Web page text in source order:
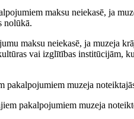
maksu neiekasē, ja
nolūkā.
maksu neiekasē, ja muzeja
vai izglītības institūcijām,
pakalpojumiem muzeja
pakalpojumiem muzeja